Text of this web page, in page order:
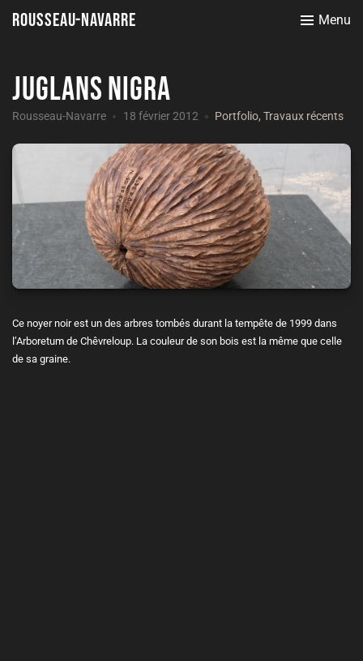
Rousseau-Navarre Menu
Juglans Nigra
Rousseau-Navarre 18 février 2012 Portfolio, Travaux récents
Ce noyer noir est un des arbres tombés durant la tempête de 1999 dans
l’Arboretum de Chêvreloup. La couleur de son bois est la même que celle
de sa graine.